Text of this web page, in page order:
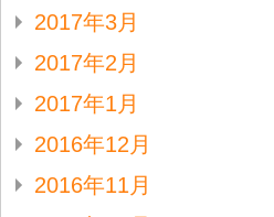
2017年3月
2017年2月
2017年1月
2016年12月
2016年11月